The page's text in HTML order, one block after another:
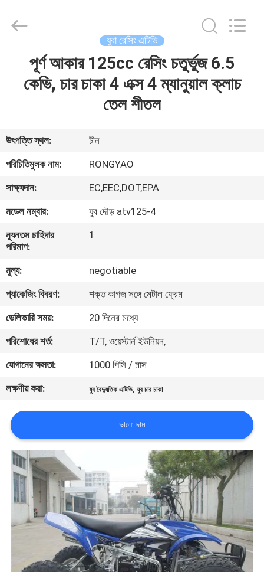
আমাদের
সম্পর্কে
কারখানা
ভ্রমণ
নিয়ন্ত্রণ
যোগাযোগ
করুন
উদ্ধৃতির
জন্য
আবেদন
সাইট
ম্যাপ
গোপনীয়তা
Vehicle
Co.,Ltd.
যুবা রেসিং এটিভি
পূর্ণ আকার 125cc রেসিং চতুর্ভুজ 6.5
কেভি, চার চাকা 4 এক্স 4 ম্যানুয়াল ক্লাচ
তেল শীতল
উৎপত্তি স্থল:
চীন
পরিচিতিমুলক নাম:
RONGYAO
সাক্ষ্যদান:
EC,EEC,DOT,EPA
মডেল নম্বার:
যুব দৌড় atv125-4
ন্যূনতম চাহিদার
পরিমাণ:
1
মূল্য:
negotiable
প্যাকেজিং বিবরণ:
শক্ত কাগজ সঙ্গে মেটাল ফ্রেম
ডেলিভারি সময়:
20 দিনের মধ্যে
পরিশোধের শর্ত:
T/T, ওয়েস্টার্ন ইউনিয়ন,
যোগানের ক্ষমতা:
1000 পিসি / মাস
লক্ষণীয় করা:
যুব বৈদ্যুতিক এটিভি,যুব চার চাকা
ভালো দাম